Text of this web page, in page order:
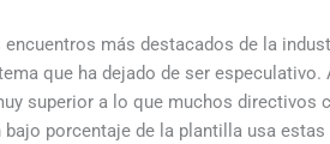
encuentros más destacados de la
que ha dejado de ser
superior a lo que muchos directivos
porcentaje de la plantilla usa